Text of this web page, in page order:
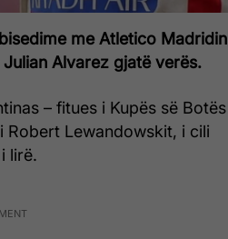
me Atletico Madridin
Alvarez gjatë verës.
– fitues i Kupës së Botës
Robert Lewandowskit, i cili
lirë.